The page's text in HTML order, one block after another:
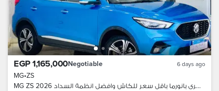
EGP 1,165,000Negotiable 6 days ago
MG•ZS
MG ZS 2026 اعلي فئة لاكشرى بانورما باقل سعر للكاش وافضل انظمة السداد